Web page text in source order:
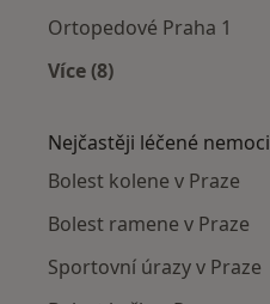
Ortopedové Praha 1
Více (8)
Nejčastěji léčené nemoci
Bolest kolene v Praze
Bolest ramene v Praze
Sportovní úrazy v Praze